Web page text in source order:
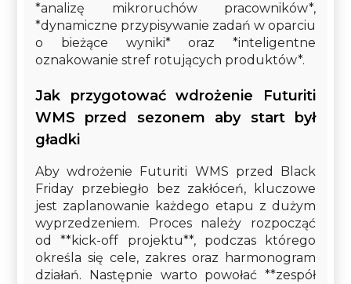
*analizę mikroruchów pracowników*,
*dynamiczne przypisywanie zadań w oparciu
o bieżące wyniki* oraz *inteligentne
oznakowanie stref rotujących produktów*.
Jak przygotować wdrożenie Futuriti
WMS przed sezonem aby start był
gładki
Aby wdrożenie Futuriti WMS przed Black
Friday przebiegło bez zakłóceń, kluczowe
jest zaplanowanie każdego etapu z dużym
wyprzedzeniem. Proces należy rozpocząć
od **kick-off projektu**, podczas którego
określa się cele, zakres oraz harmonogram
działań. Następnie warto powołać **zespół